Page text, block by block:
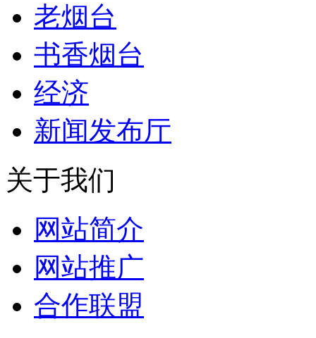
老烟台
书香烟台
经济
新闻发布厅
关于我们
网站简介
网站推广
合作联盟